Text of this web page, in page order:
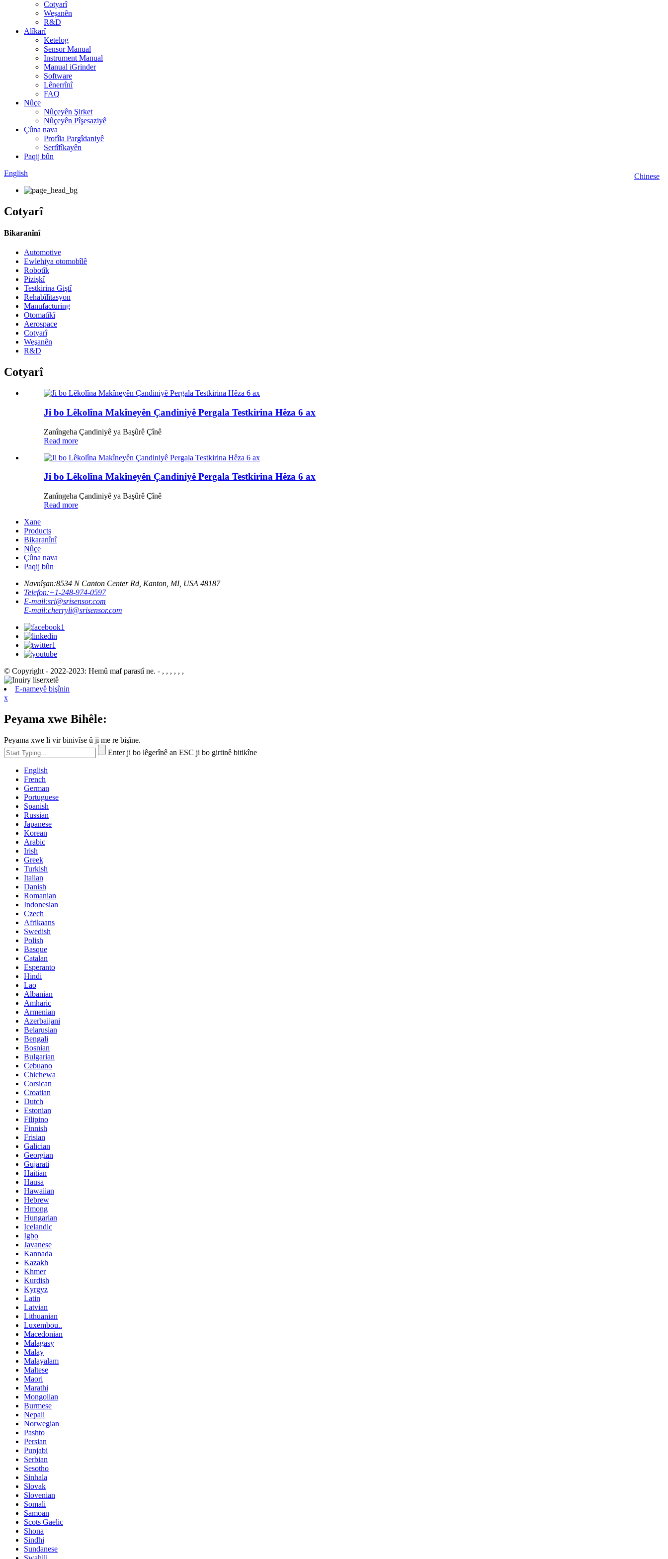
Cotyarî
Weşanên
R&D
Alîkarî
Ketelog
Sensor Manual
Instrument Manual
Manual iGrinder
Software
Lênerrînî
FAQ
Nûçe
Nûçeyên Şirket
Nûçeyên Pîşesaziyê
Çûna nava
Profîla Pargîdaniyê
Sertîfîkayên
Paqij bûn
Chinese
English
Cotyarî
Bikaranînî
Automotive
Ewlehiya otomobîlê
Robotîk
Pizişkî
Testkirina Giştî
Rehabîlîtasyon
Manufacturing
Otomatîkî
Aerospace
Cotyarî
Weşanên
R&D
Cotyarî
Ji bo Lêkolîna Makîneyên Çandiniyê Pergala Testkirina Hêza 6 ax
Zanîngeha Çandiniyê ya Başûrê Çînê
Read more
Ji bo Lêkolîna Makîneyên Çandiniyê Pergala Testkirina Hêza 6 ax
Zanîngeha Çandiniyê ya Başûrê Çînê
Read more
Xane
Products
Bikaranînî
Nûçe
Çûna nava
Paqij bûn
Navnîşan:8534 N Canton Center Rd, Kanton, MI, USA 48187
Telefon:+1-248-974-0597
E-mail:sri@srisensor.com
E-mail:cherryli@srisensor.com
© Copyright - 2022-2023: Hemû maf parastî ne. - , , , , , ,
E-nameyê bişînin
x
Peyama xwe Bihêle:
Peyama xwe li vir binivîse û ji me re bişîne.
Enter ji bo lêgerînê an ESC ji bo girtinê bitikîne
English
French
German
Portuguese
Spanish
Russian
Japanese
Korean
Arabic
Irish
Greek
Turkish
Italian
Danish
Romanian
Indonesian
Czech
Afrikaans
Swedish
Polish
Basque
Catalan
Esperanto
Hindi
Lao
Albanian
Amharic
Armenian
Azerbaijani
Belarusian
Bengali
Bosnian
Bulgarian
Cebuano
Chichewa
Corsican
Croatian
Dutch
Estonian
Filipino
Finnish
Frisian
Galician
Georgian
Gujarati
Haitian
Hausa
Hawaiian
Hebrew
Hmong
Hungarian
Icelandic
Igbo
Javanese
Kannada
Kazakh
Khmer
Kurdish
Kyrgyz
Latin
Latvian
Lithuanian
Luxembou..
Macedonian
Malagasy
Malay
Malayalam
Maltese
Maori
Marathi
Mongolian
Burmese
Nepali
Norwegian
Pashto
Persian
Punjabi
Serbian
Sesotho
Sinhala
Slovak
Slovenian
Somali
Samoan
Scots Gaelic
Shona
Sindhi
Sundanese